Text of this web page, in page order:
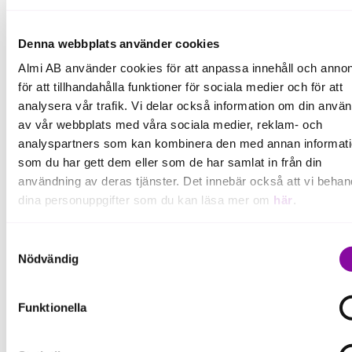
Denna webbplats använder cookies
Almi AB använder cookies för att anpassa innehåll och
för att tillhandahålla funktioner för sociala medier och för att
analysera vår trafik. Vi delar också information om din
av vår webbplats med våra sociala medier, reklam- och
analyspartners som kan kombinera den med annan
som du har gett dem eller som de har samlat in från din
användning av deras tjänster. Det innebär också att vi
dina personuppgifter som du kan läsa mer om här .
delning av information enligt ovan, inte att ske, förutom för
som är nödvändiga för att hemsidan ska fungera se mer
Nödvändig
Funktionella
Stämningen i näringslivet har skiftat från
rekordoptimistiskt till svagare än normalt på kort tid.
Den fortsatt mycket höga arbetskraftsbristen i
tillverkningsindustrin väntas dämpas framöver i takt
med att den globala konjunkturen mattas av. De
svaga orderingången vittnar om att efterfrågan
viker. Bostadspriserna faller i båda länen, där
Västmanland utvecklas svagare än riket medan
framförallt bostadsrätter i Örebro visar
företag i våra regioner?